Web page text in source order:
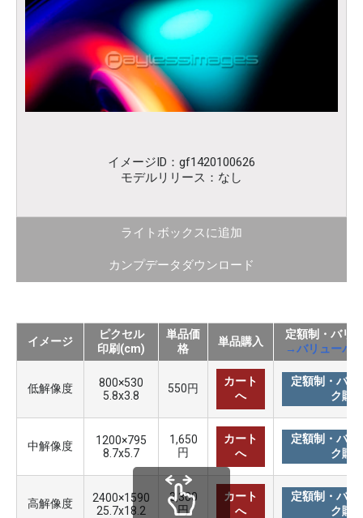
イメージID：gf1420100626
モデルリリース：なし
ライトボックスに追加
カンプデータダウンロード
イメージ
ピクセル
印刷(cm)
単品価
格
単品購入
定額制・バリ
→バリューパ
低解像度
800×530
5.8x3.8
550円
カート
へ
定額制・バリ
ク購
中解像度
1200×795
8.7x5.7
1,650
円
カート
へ
定額制・バリ
ク購
高解像度
2400×1590
25.7x18.2
3,300
円
カート
へ
定額制・バリ
ク購